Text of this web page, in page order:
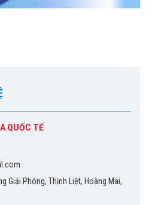
QUỐC TẾ
Giải Phóng, Thịnh Liệt, Hoàng Mai,